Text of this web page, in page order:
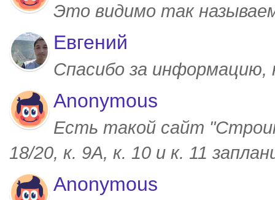
Это видимо так
Евгений
Спасибо за
Anonymous
Есть такой сайт
18/20, к. 9А, к. 10 и к. 11
Anonymous